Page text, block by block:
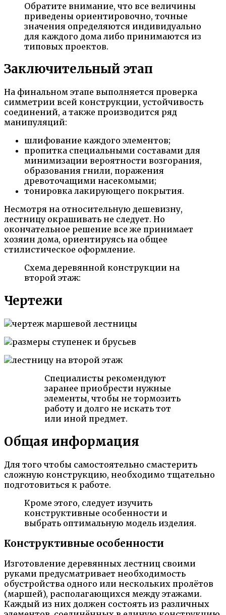
Обратите внимание, что все величины
приведены ориентировочно, точные
значения определяются индивидуально
для каждого дома либо принимаются из
типовых проектов.
Заключительный этап
На финальном этапе выполняется проверка
симметрии всей конструкции, устойчивость
соединений, а также производится ряд
манипуляций:
шлифование каждого элементов;
пропитка специальными составами для
минимизации вероятности возгорания,
образования гнили, поражения
древоточащими насекомыми;
тонировка лакирующего покрытия.
Несмотря на относительную дешевизну,
лестницу окрашивать не следует. Но
окончательное решение все же принимает
хозяин дома, ориентируясь на общее
стилистическое оформление.
Схема деревянной конструкции на
второй этаж:
Чертежи
Специалисты рекомендуют
заранее приобрести нужные
элементы, чтобы не тормозить
работу и долго не искать тот
или иной предмет.
Общая информация
Для того чтобы самостоятельно смастерить
сложную конструкцию, необходимо тщательно
подготовиться к работе.
Кроме этого, следует изучить
конструктивные особенности и
выбрать оптимальную модель изделия.
Конструктивные особенности
Изготовление деревянных лестниц своими
руками предусматривает необходимость
обустройства одного или нескольких пролётов
(маршей), располагающихся между этажами.
Каждый из них должен состоять из различных